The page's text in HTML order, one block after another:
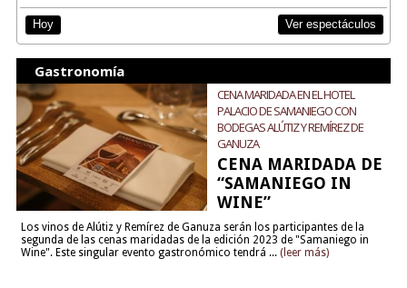
Hoy Ver espectáculos
Gastronomía
CENA MARIDADA EN EL HOTEL
PALACIO DE SAMANIEGO CON
BODEGAS ALÚTIZ Y REMÍREZ DE
GANUZA
CENA MARIDADA DE
“SAMANIEGO IN
WINE”
Los vinos de Alútiz y Remírez de Ganuza serán los participantes de la
segunda de las cenas maridadas de la edición 2023 de "Samaniego in
Wine". Este singular evento gastronómico tendrá ... (leer más)